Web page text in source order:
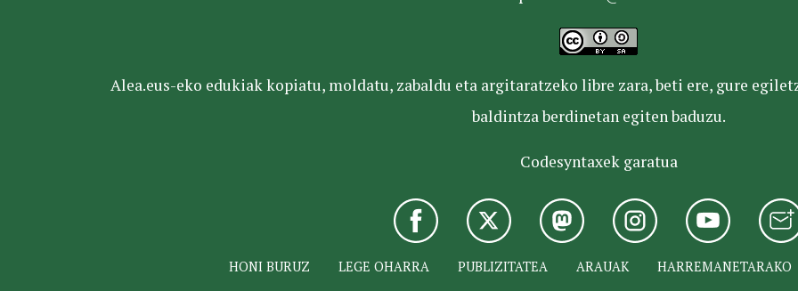
Alea.eus-eko edukiak kopiatu, moldatu, zabaldu eta argitaratzeko libre zara, beti ere, gure
baldintza berdinetan egiten baduzu.
Codesyntaxek garatua
HONI BURUZ LEGE OHARRA PUBLIZITATEA ARAUAK HARREMANETARAKO